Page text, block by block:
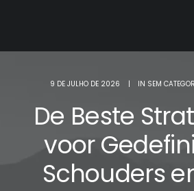
9 DE JULHO DE 2026 | IN SEM
De Beste
voor
Schouders